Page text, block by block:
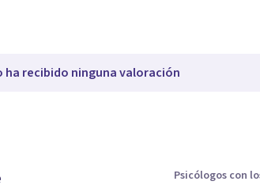
ha recibido ninguna valoración
Psicólogos con